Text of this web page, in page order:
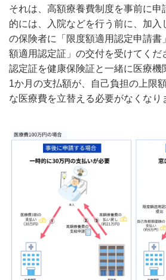
それは、高額療養費制度を事前に申
的には、入院などを行う前に、加入
の保険者に「限度額適用認定申請書
額適用認定証」の交付を受けてくだ
認定証を健康保険証と一緒に医療機
1か月の支払額が、自己負担の上限
な医療費を立替える必要がなくなり